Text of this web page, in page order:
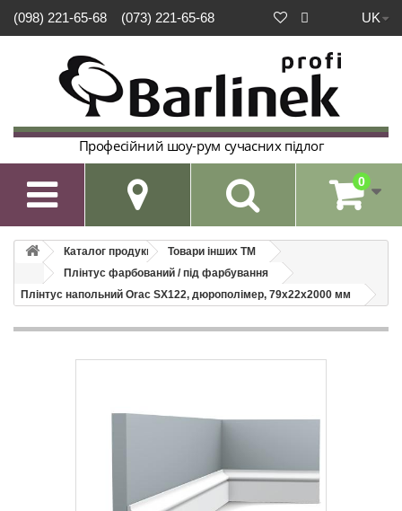
UK
(098) 221-65-68 (073) 221-65-68
Професійний шоу-рум сучасних підлог
 0
Каталог продукції
Товари інших ТМ
Плінтус фарбований / під фарбування
Плінтус напольний Orac SX122, дюрополімер, 79х22х2000 мм